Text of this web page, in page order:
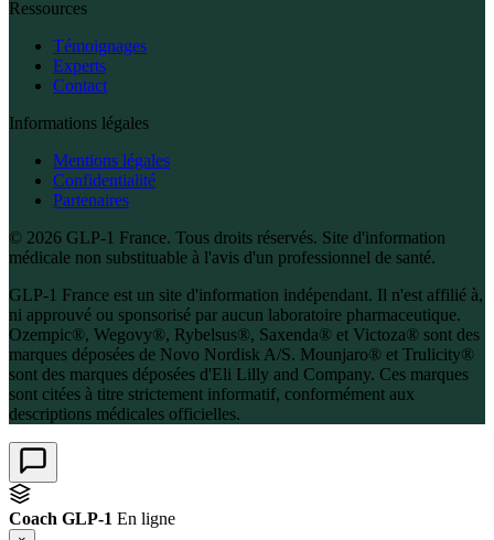
Ressources
Témoignages
Experts
Contact
Informations légales
Mentions légales
Confidentialité
Partenaires
© 2026 GLP-1 France. Tous droits réservés. Site d'information
médicale non substituable à l'avis d'un professionnel de santé.
GLP-1 France est un site d'information indépendant. Il n'est affilié à,
ni approuvé ou sponsorisé par aucun laboratoire pharmaceutique.
Ozempic®, Wegovy®, Rybelsus®, Saxenda® et Victoza® sont des
marques déposées de Novo Nordisk A/S. Mounjaro® et Trulicity®
sont des marques déposées d'Eli Lilly and Company. Ces marques
sont citées à titre strictement informatif, conformément aux
descriptions médicales officielles.
Coach GLP-1 En ligne